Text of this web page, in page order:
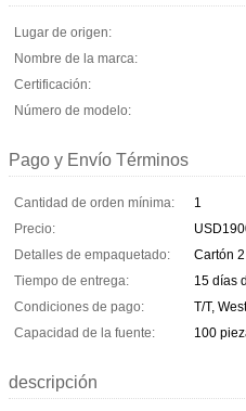
Lugar de origen:
Nombre de la marca:
Certificación:
Número de modelo:
Pago y Envío Términos
Cantidad de orden mínima:
1
Precio:
Detalles de empaquetado:
Cartón
Tiempo de entrega:
15 días
Condiciones de pago:
T/T,
Capacidad de la fuente:
100
descripción